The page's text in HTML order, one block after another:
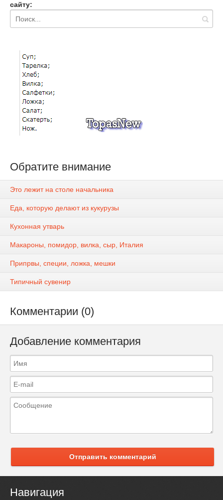
сайту:
Обратите внимание
Это лежит на столе начальника
Еда, которую делают из кукурузы
Кухонная утварь
Макароны, помидор, вилка, сыр, Италия
Припрвы, специи, ложка, мешки
Типичный сувенир
Комментарии (0)
Добавление комментария
Отправить комментарий
Навигация